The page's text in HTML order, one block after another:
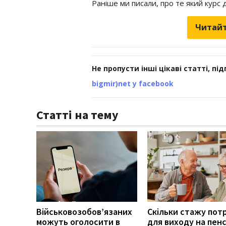
Раніше ми писали, про те який
Не пропусти інші цікаві статті,
bigmir)net у facebook
Статті на тему
Військовозобов’язаних
можуть оголосити в
Скільки стажу
для виходу на